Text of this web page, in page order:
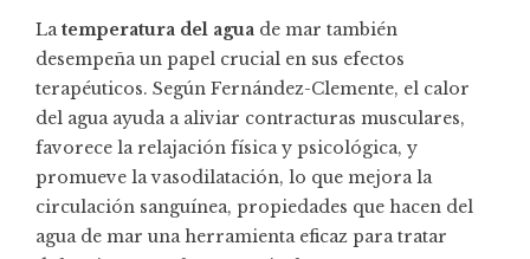
Latemperatura del agua de mar también
desempeña un papel crucial en sus efectos
terapéuticos. Según Fernández-Clemente, el calor
del agua ayuda a aliviar contracturas musculares,
favorece la relajación física y psicológica, y
promueve la vasodilatación, lo que mejora la
circulación sanguínea, propiedades que hacen del
agua de mar una herramienta eficaz para tratar